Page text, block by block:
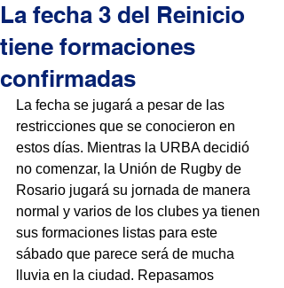
La fecha 3 del Reinicio
tiene formaciones
confirmadas
La fecha se jugará a pesar de las
restricciones que se conocieron en
estos días. Mientras la URBA decidió
no comenzar, la Unión de Rugby de
Rosario jugará su jornada de manera
normal y varios de los clubes ya tienen
sus formaciones listas para este
sábado que parece será de mucha
lluvia en la ciudad. Repasamos